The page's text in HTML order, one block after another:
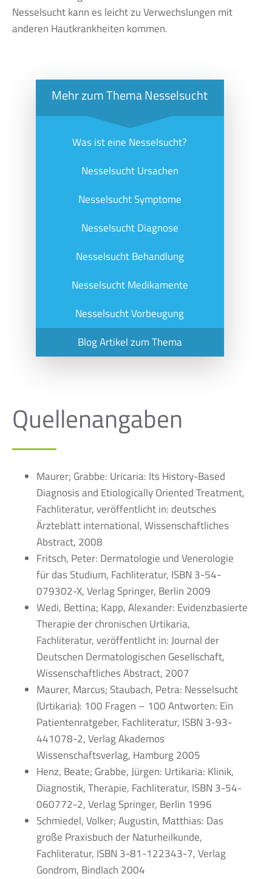
Nesselsucht kann es leicht zu Verwechslungen mit
anderen Hautkrankheiten kommen.
Mehr zum Thema Nesselsucht
Was ist eine Nesselsucht?
Nesselsucht Ursachen
Nesselsucht Symptome
Nesselsucht Diagnose
Nesselsucht Behandlung
Nesselsucht Medikamente
Nesselsucht Vorbeugung
Blog Artikel zum Thema
Quellenangaben
Maurer; Grabbe: Uricaria: Its History-Based
Diagnosis and Etiologically Oriented Treatment,
Fachliteratur, veröffentlicht in: deutsches
Ärzteblatt international, Wissenschaftliches
Abstract, 2008
Fritsch, Peter: Dermatologie und Venerologie
für das Studium, Fachliteratur, ISBN 3-54-
079302-X, Verlag Springer, Berlin 2009
Wedi, Bettina; Kapp, Alexander: Evidenzbasierte
Therapie der chronischen Urtikaria,
Fachliteratur, veröffentlicht in: Journal der
Deutschen Dermatologischen Gesellschaft,
Wissenschaftliches Abstract, 2007
Maurer, Marcus; Staubach, Petra: Nesselsucht
(Urtikaria): 100 Fragen – 100 Antworten: Ein
Patientenratgeber, Fachliteratur, ISBN 3-93-
441078-2, Verlag Akademos
Wissenschaftsverlag, Hamburg 2005
Henz, Beate; Grabbe, Jürgen: Urtikaria: Klinik,
Diagnostik, Therapie, Fachliteratur, ISBN 3-54-
060772-2, Verlag Springer, Berlin 1996
Schmiedel, Volker; Augustin, Matthias: Das
große Praxisbuch der Naturheilkunde,
Fachliteratur, ISBN 3-81-122343-7, Verlag
Gondrom, Bindlach 2004